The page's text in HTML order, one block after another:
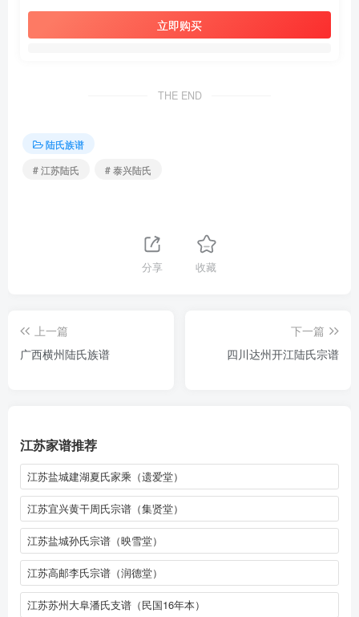
立即购买
THE END
陆氏族谱
# 江苏陆氏
# 泰兴陆氏
分享 收藏
上一篇
广西横州陆氏族谱
下一篇
四川达州开江陆氏宗谱
江苏家谱推荐
江苏盐城建湖夏氏家乘（遗爱堂）
江苏宜兴黄干周氏宗谱（集贤堂）
江苏盐城孙氏宗谱（映雪堂）
江苏高邮李氏宗谱（润德堂）
江苏苏州大阜潘氏支谱（民国16年本）